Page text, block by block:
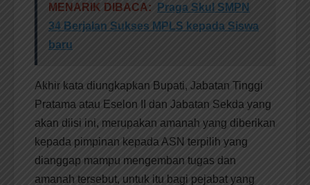
MENARIK DIBACA:
Praga Skul SMPN
34 Berjalan Sukses MPLS kepada Siswa
baru
Akhir kata diungkapkan Bupati, Jabatan Tinggi
Pratama atau Eselon II dan Jabatan Sekda yang
akan diisi ini, merupakan amanah yang diberikan
kepada pimpinan kepada ASN terpilih yang
dianggap mampu mengemban tugas dan
amanah tersebut, untuk itu bagi pejabat yang